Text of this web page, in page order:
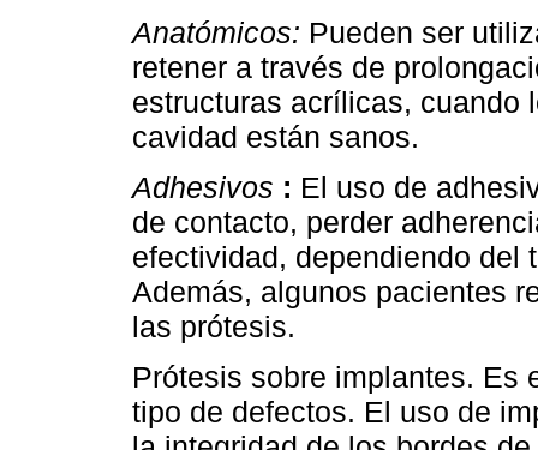
Anatómicos: Pueden ser
retener a través de
estructuras acrílicas, cuando
cavidad están sanos.
Adhesivos : El uso de
de contacto, perder
efectividad, dependiendo del
Además, algunos pacientes
las prótesis.
Prótesis sobre implantes. Es
tipo de defectos. El uso de